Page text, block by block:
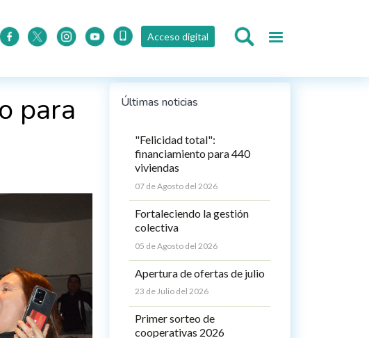
Acceso digital
para
Últimas noticias
"Felicidad total":
financiamiento para 440
viviendas
07 de Agosto del 2026
Fortaleciendo la gestión
colectiva
05 de Agosto del 2026
Apertura de ofertas de julio
23 de Julio del 2026
Primer sorteo de
cooperativas 2026